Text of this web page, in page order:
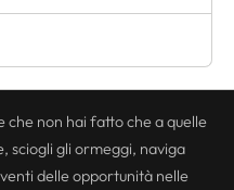
che non hai fatto che a quelle
sciogli gli ormeggi, naviga
delle opportunità nelle